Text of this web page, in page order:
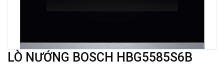
LÒ NƯỚNG BOSCH HBG5585S6B